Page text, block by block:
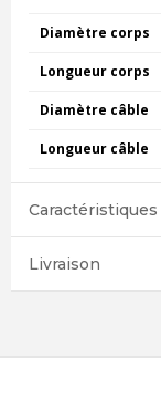
Diamètre corps
Longueur corps
Diamètre câble
Longueur câble
Caractéristiques
Livraison